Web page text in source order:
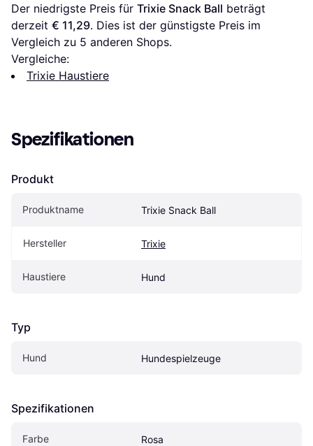
Der niedrigste Preis für Trixie Snack Ball beträgt
derzeit € 11,29. Dies ist der günstigste Preis im
Vergleich zu 5 anderen Shops.
Vergleiche:
Trixie Haustiere
Spezifikationen
Produkt
Produktname Trixie Snack Ball
Hersteller Trixie
Haustiere Hund
Typ
Hund Hundespielzeuge
Spezifikationen
Farbe Rosa